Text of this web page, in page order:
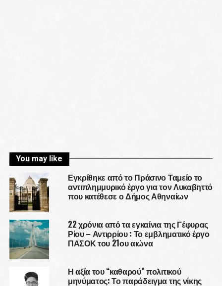
You may like
Εγκρίθηκε από το Πράσινο Ταμείο το
αντιπλημμυρικό έργο για τον Λυκαβηττό
που κατέθεσε ο Δήμος Αθηναίων
22 χρόνια από τα εγκαίνια της Γέφυρας
Ρίου – Αντιρρίου : Το εμβληματικό έργο
ΠΑΣΟΚ του 21ου αιώνα
Η αξία του “καθαρού” πολιτικού
μηνύματος: Το παράδειγμα της νίκης